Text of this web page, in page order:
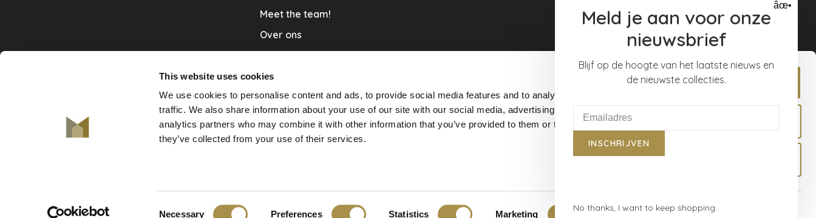
This website uses cookies
We use cookies to personalise content and ads, to provide social media features and to analyse our
traffic. We also share information about your use of our site with our social media, advertising and
analytics partners who may combine it with other information that you’ve provided to them or that
they’ve collected from your use of their services.
Necessary Preferences Statistics Marketing Show details
Allow all
Meet the team!
Over ons
Traplopers en vloerkleden
Vacature
Verzending & Retour
-De Mooiste Muren scores a out of130 klantbeoordelingen atThe Feedback
âœ•
Meld je aan voor onze
nieuwsbrief
Blijf op de hoogte van het laatste nieuws en
de nieuwste collecties.
INSCHRIJVEN
No thanks, I want to keep shopping.